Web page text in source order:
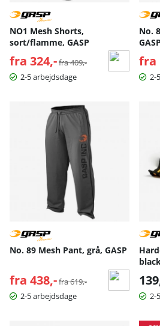
NO1 Mesh Shorts,
sort/flamme, GASP
fra 324,- Normalpris:
fra 409,-
2-5 arbejdsdage
No.
GASP
fra
2-
No. 89 Mesh Pant, grå, GASP
fra 438,- Normalpris:
fra 619,-
2-5 arbejdsdage
2-